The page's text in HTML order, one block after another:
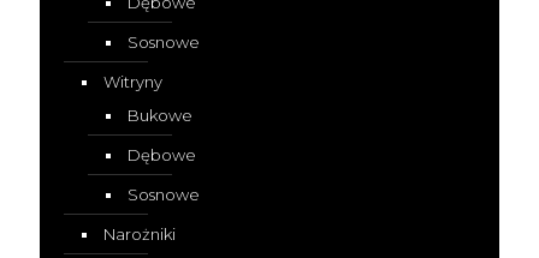
Sosnowe
Witryny
Bukowe
Dębowe
Sosnowe
Narożniki